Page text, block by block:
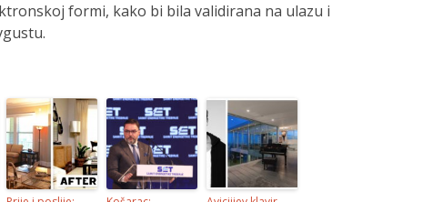
formi, kako bi bila validirana na ulazu i